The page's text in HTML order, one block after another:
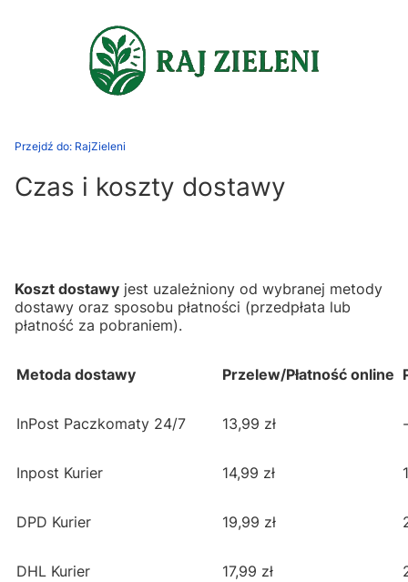
Przejdź do: RajZieleni
Czas i koszty dostawy
Koszt dostawy jest uzależniony od wybranej metody
dostawy oraz sposobu płatności (przedpłata lub
płatność za pobraniem).
Metoda dostawy Przelew/Płatność online
InPost Paczkomaty 24/7 13,99 zł -
Inpost Kurier 14,99 zł
DPD Kurier 19,99 zł
DHL Kurier 17,99 zł